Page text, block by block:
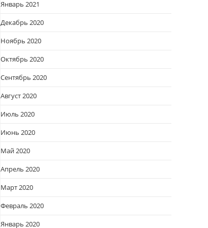
Январь 2021
Декабрь 2020
Ноябрь 2020
Октябрь 2020
Сентябрь 2020
Август 2020
Июль 2020
Июнь 2020
Май 2020
Апрель 2020
Март 2020
Февраль 2020
Январь 2020